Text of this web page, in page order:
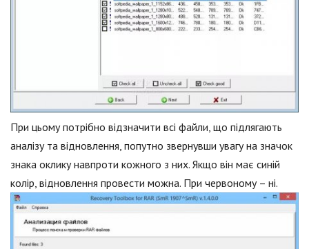
При цьому потрібно відзначити всі файли, що підлягають
аналізу та відновлення, попутно звернувши увагу на значок
знака оклику навпроти кожного з них. Якщо він має синій
колір, відновлення провести можна. При червоному – ні.